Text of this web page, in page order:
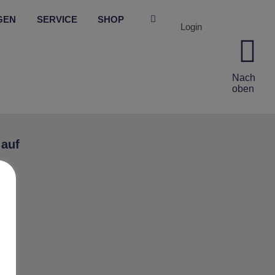
SERVICE SHOP
Login
Nach
oben